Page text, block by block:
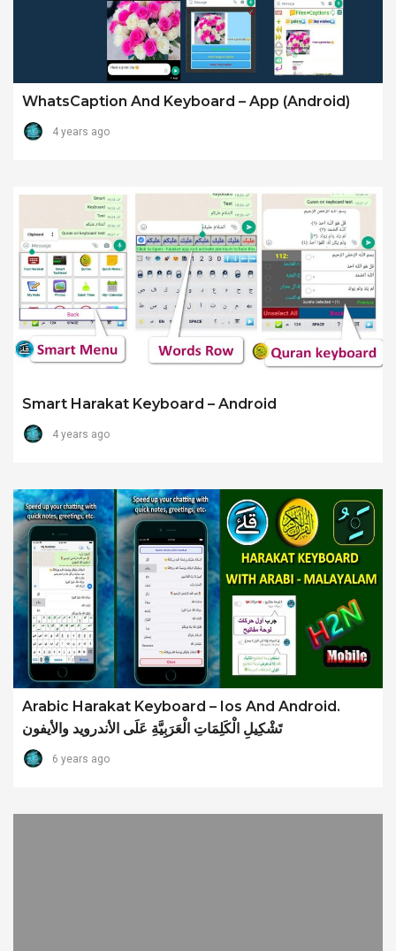
WhatsCaption And Keyboard – App (android)
4 years ago
Smart Harakat Keyboard – Android
4 years ago
Arabic Harakat Keyboard – Ios And Android.
تَشْكِيلِ الْكَلِمَاتِ الْعَرَبِيَّةِ عَلَى الأندرويد والأيفون
6 years ago